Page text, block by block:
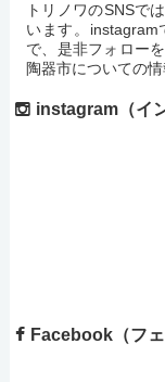
トリノワのSNSで
います。
で、是非フォロー
陶器市についての
instagram（イ
Facebook（フェ